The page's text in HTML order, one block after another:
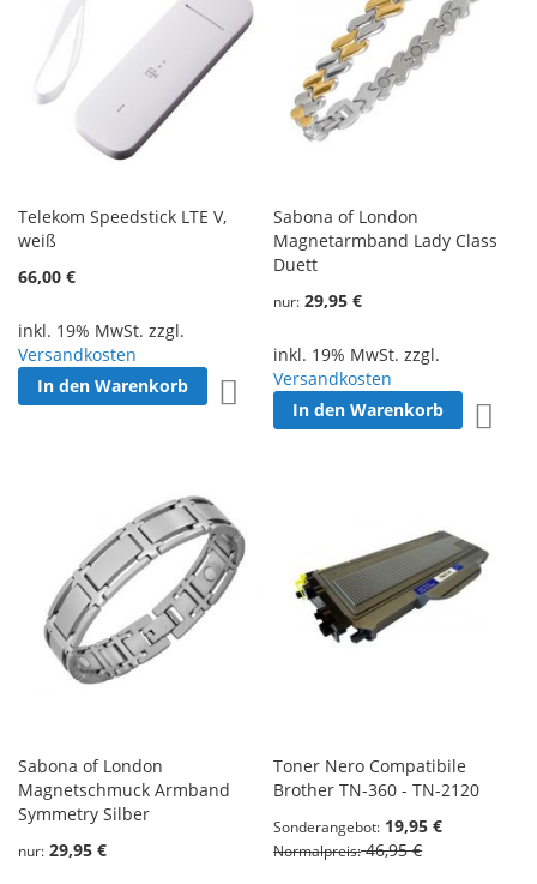
Telekom Speedstick LTE V,
weiß
66,00 €
inkl. 19% MwSt. zzgl.
Versandkosten
In den Warenkorb
Zur Wunschliste hinzufügen
Sabona of London
Magnetarmband Lady Class
Duett
nur 29,95 €
inkl. 19% MwSt. zzgl.
Versandkosten
In den Warenkorb
Sabona of London
Magnetschmuck Armband
Symmetry Silber
nur 29,95 €
Toner Nero Compatibile
Brother TN-360 - TN-2120
Sonderangebot 19,95 €
Normalpreis 46,95 €